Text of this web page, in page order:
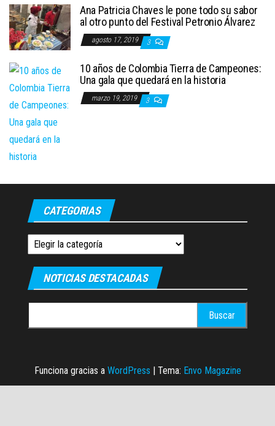
Ana Patricia Chaves le pone todo su sabor
al otro punto del Festival Petronio Álvarez
agosto 17, 2019 3
10 años de Colombia Tierra de Campeones:
Una gala que quedará en la historia
marzo 19, 2019 3
CATEGORIAS
Categorias
NOTICIAS DESTACADAS
Funciona gracias a WordPress | Tema: Envo Magazine